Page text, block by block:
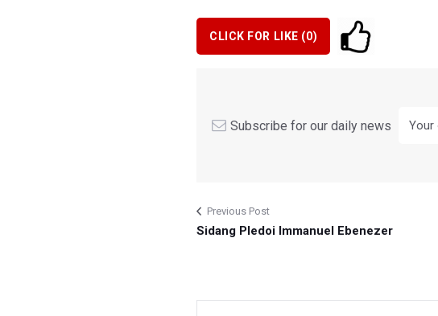
CLICK FOR LIKE (0)
Subscribe for our daily news
Previous Post
Sidang Pledoi Immanuel Ebenezer